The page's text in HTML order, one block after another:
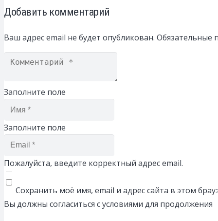
Добавить комментарий
Ваш адрес email не будет опубликован. Обязательные
Заполните поле
Заполните поле
Пожалуйста, введите корректный адрес email.
Сохранить моё имя, email и адрес сайта в этом
Вы должны согласиться с условиями для продолжения